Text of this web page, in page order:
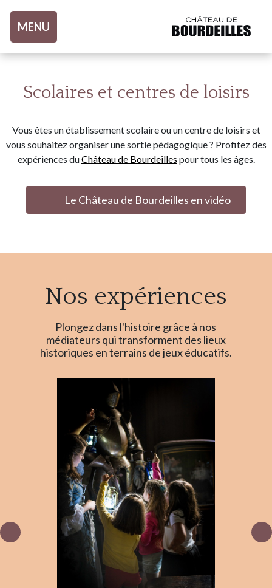
MENU
Scolaires et centres de loisirs
Vous êtes un établissement scolaire ou un centre de loisirs et
vous souhaitez organiser une sortie pédagogique ? Profitez des
expériences duChâteau de Bourdeilles pour tous les âges.
Le Château de Bourdeilles en vidéo
Nos expériences
Plongez dans l'histoire grâce à nos
médiateurs qui transforment des lieux
historiques en terrains de jeux éducatifs.